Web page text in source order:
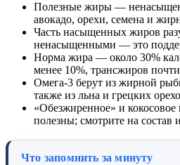
Полезные жиры —
авокадо, орехи, семена и
Часть насыщенных жиров
ненасыщенными — это
Норма жира — около 30%
менее 10%, трансжиров
Омега-3 берут из жирной
также из льна и грецких
«Обезжиренное» и
полезны; смотрите на состав
Что запомнить за минуту